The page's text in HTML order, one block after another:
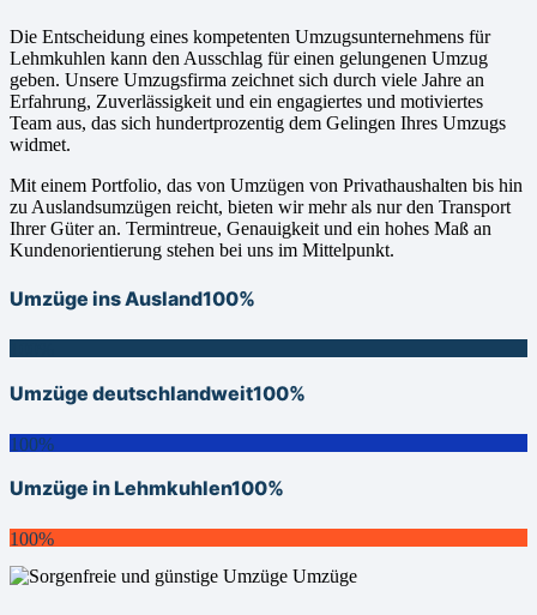
Die Entscheidung eines kompetenten Umzugsunternehmens für
Lehmkuhlen kann den Ausschlag für einen gelungenen Umzug
geben. Unsere Umzugsfirma zeichnet sich durch viele Jahre an
Erfahrung, Zuverlässigkeit und ein engagiertes und motiviertes
Team aus, das sich hundertprozentig dem Gelingen Ihres Umzugs
widmet.
Mit einem Portfolio, das von Umzügen von Privathaushalten bis hin
zu Auslandsumzügen reicht, bieten wir mehr als nur den Transport
Ihrer Güter an. Termintreue, Genauigkeit und ein hohes Maß an
Kundenorientierung stehen bei uns im Mittelpunkt.
Umzüge ins Ausland100%
Umzüge deutschlandweit100%
100%
Umzüge in Lehmkuhlen100%
100%